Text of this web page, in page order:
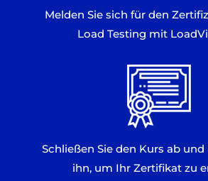
Melden Sie sich für den
Load Testing mit
Schließen Sie den Kurs ab und
ihn, um Ihr Zertifikat zu